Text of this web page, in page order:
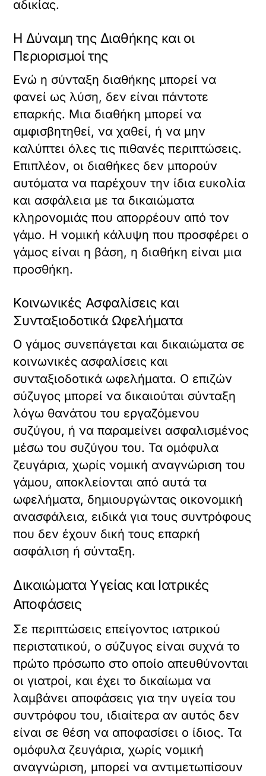
αδικίας.
Η Δύναμη της Διαθήκης και οι
Περιορισμοί της
Ενώ η σύνταξη διαθήκης μπορεί να
φανεί ως λύση, δεν είναι πάντοτε
επαρκής. Μια διαθήκη μπορεί να
αμφισβητηθεί, να χαθεί, ή να μην
καλύπτει όλες τις πιθανές περιπτώσεις.
Επιπλέον, οι διαθήκες δεν μπορούν
αυτόματα να παρέχουν την ίδια ευκολία
και ασφάλεια με τα δικαιώματα
κληρονομιάς που απορρέουν από τον
γάμο. Η νομική κάλυψη που προσφέρει ο
γάμος είναι η βάση, η διαθήκη είναι μια
προσθήκη.
Κοινωνικές Ασφαλίσεις και
Συνταξιοδοτικά Ωφελήματα
Ο γάμος συνεπάγεται και δικαιώματα σε
κοινωνικές ασφαλίσεις και
συνταξιοδοτικά ωφελήματα. Ο επιζών
σύζυγος μπορεί να δικαιούται σύνταξη
λόγω θανάτου του εργαζόμενου
συζύγου, ή να παραμείνει ασφαλισμένος
μέσω του συζύγου του. Τα ομόφυλα
ζευγάρια, χωρίς νομική αναγνώριση του
γάμου, αποκλείονται από αυτά τα
ωφελήματα, δημιουργώντας οικονομική
ανασφάλεια, ειδικά για τους συντρόφους
που δεν έχουν δική τους επαρκή
ασφάλιση ή σύνταξη.
Δικαιώματα Υγείας και Ιατρικές
Αποφάσεις
Σε περιπτώσεις επείγοντος ιατρικού
περιστατικού, ο σύζυγος είναι συχνά το
πρώτο πρόσωπο στο οποίο απευθύνονται
οι γιατροί, και έχει το δικαίωμα να
λαμβάνει αποφάσεις για την υγεία του
συντρόφου του, ιδιαίτερα αν αυτός δεν
είναι σε θέση να αποφασίσει ο ίδιος. Τα
ομόφυλα ζευγάρια, χωρίς νομική
αναγνώριση, μπορεί να αντιμετωπίσουν